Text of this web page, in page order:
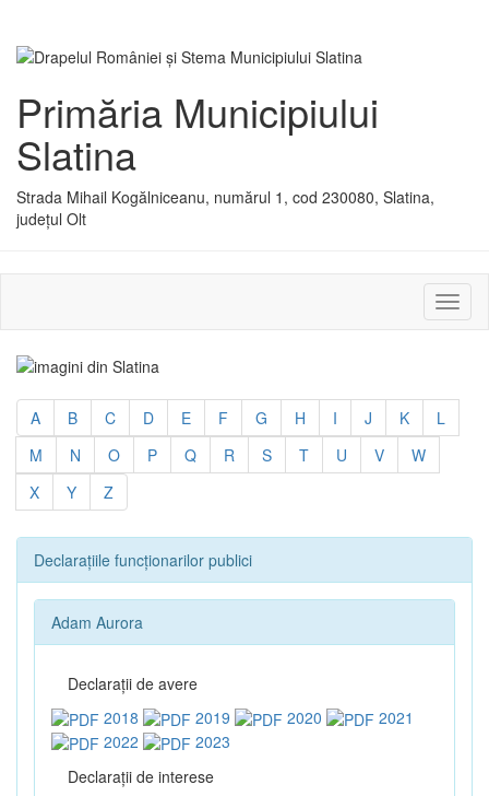
Primăria Municipiului
Slatina
Strada Mihail Kogălniceanu, numărul 1, cod 230080, Slatina,
județul Olt
sau
A B C D E F G H I J K
L
M
N O P Q R S T U V
W
X
Y Z
Declarațiile funcționarilor publici
Adam Aurora
Declaraţii de avere
2018
2019 2020
2021
2022
2023
Declaraţii de interese